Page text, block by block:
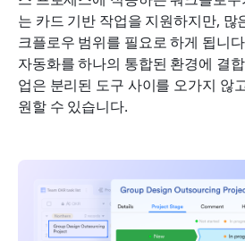
는 카드 기반 작업을 지원하지만, 많
크플로우 범위를 필요로 하게 됩니
자동화를 하나의 통합된 환경에 결
업은 분리된 도구 사이를 오가지 않
원할 수 있습니다.